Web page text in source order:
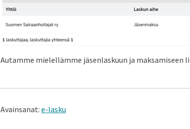
Autamme mielellämme jäsenlaskuun ja maksamiseen
Avainsanat: e-lasku